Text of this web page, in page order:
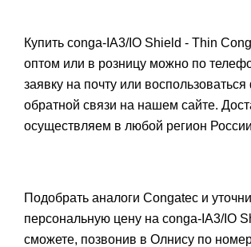
Купить conga-IA3/IO Shield - Thin
оптом или в розницу можно по
заявку на почту или
обратной связи на нашем сайте.
осуществляем в любой регион
Подобрать аналоги Congatec и
персональную цену на conga-IA3/IO
сможете, позвонив в Олнису по